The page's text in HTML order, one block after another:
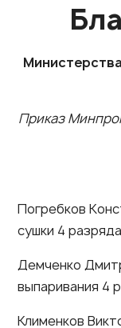
Приказ
Погребков
сушки 4
Демченко
выпаривания 4
Клименков